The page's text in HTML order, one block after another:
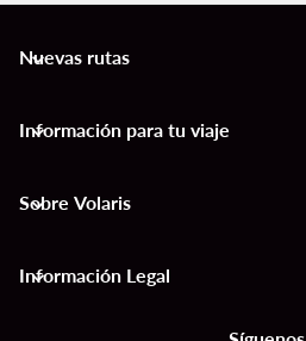
Nuevas rutas
keyboard_arrow_down
Información para tu viaje
keyboard_arrow_down
Sobre Volaris
keyboard_arrow_down
Información Legal
keyboard_arrow_down